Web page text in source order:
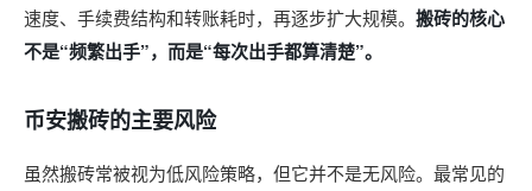
速度、手续费结构和转账耗时，再逐步扩大规模。 搬砖的核心
不是“频繁出手”，而是“每次出手都算清楚”。
币安搬砖的主要风险
虽然搬砖常被视为低风险策略，但它并不是无风险。最常见的